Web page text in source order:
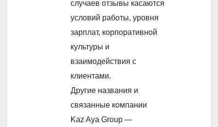
случаев отзывы касаются
условий работы, уровня
зарплат, корпоративной
культуры и
взаимодействия с
клиентами.
Другие названия и
связанные компании
Kaz Aya Group —